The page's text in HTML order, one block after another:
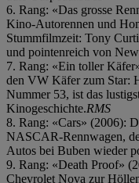
6. Rang: «Das grosse
Kino-Autorennen und
Stummfilmzeit: Tony
und pointenreich von
7. Rang: «Ein toller
den VW Käfer zum Star:
Nummer 53, ist das
Kinogeschichte.RMS
8. Rang: «Cars» (2006):
NASCAR-Rennwagen,
Autos bei Buben wieder
9. Rang: «Death Proof»
Chevrolet Nova zur